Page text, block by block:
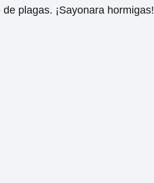
plagas. ¡Sayonara hormigas!